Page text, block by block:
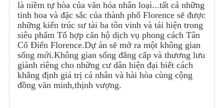
là niềm tự hòa của văn hóa nhân loại...tất cả những
tinh hoa và đặc sắc của thành phố Florence sẽ được
những kiến trúc sư tài ba tôn vinh và tái hiện trong
siêu phẩm Tổ hợp căn hộ dịch vụ phong cách Tân
Cổ Điển Florence.Dự án sẽ mở ra một không gian
sống mới.Không gian sống đẳng cấp và thương lưu
giành riêng cho những cư dân hiện đại biết cách
khẳng định giá trị cá nhân và hài hòa cùng cộng
đồng văn minh,thịnh vượng.